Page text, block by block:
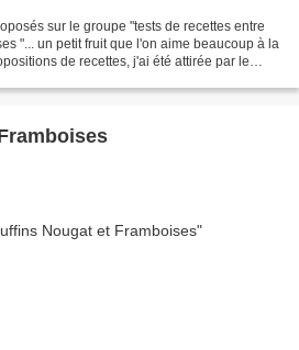
sur le groupe "tests de recettes entre
"... un petit fruit que l'on aime beaucoup à la
de recettes, j'ai été attirée par le